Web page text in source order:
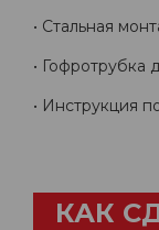
• Стальная
• Гофротрубка
• Инструкция
КАК